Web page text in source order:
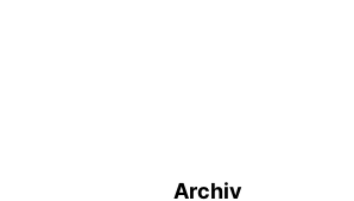
Archiv